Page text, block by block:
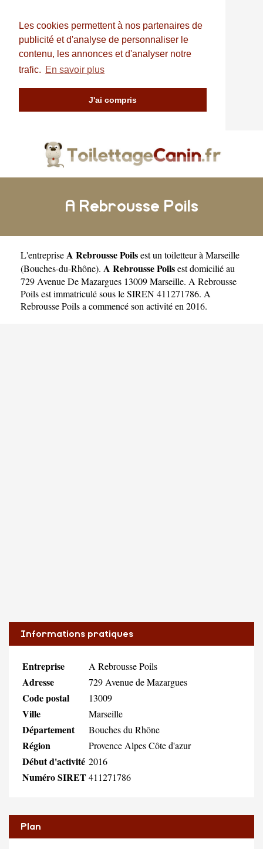
Les cookies permettent à nos partenaires de
publicité et d'analyse de personnaliser le
contenu, les annonces et d'analyser notre
trafic. En savoir plus
J'ai compris
A Rebrousse Poils
L'entrepriseA Rebrousse Poilsest un toiletteur à Marseille
(Bouches-du-Rhône). A Rebrousse Poilsest domicilié au
729 Avenue De Mazargues 13009 Marseille. A Rebrousse
Poils est immatriculé sous le SIREN 411271786. A
Rebrousse Poils a commencé son activité en 2016.
Informations pratiques
Entreprise A Rebrousse Poils
Adresse 729 Avenue de Mazargues
Code postal 13009
Ville Marseille
Département Bouches du Rhône
Région Provence Alpes Côte d'azur
Début d'activité 2016
Numéro SIRET411271786
Plan